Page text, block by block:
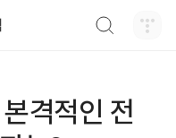
격적인 전